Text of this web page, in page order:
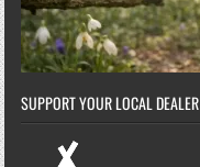
SUPPORT YOUR LOCAL DEALER